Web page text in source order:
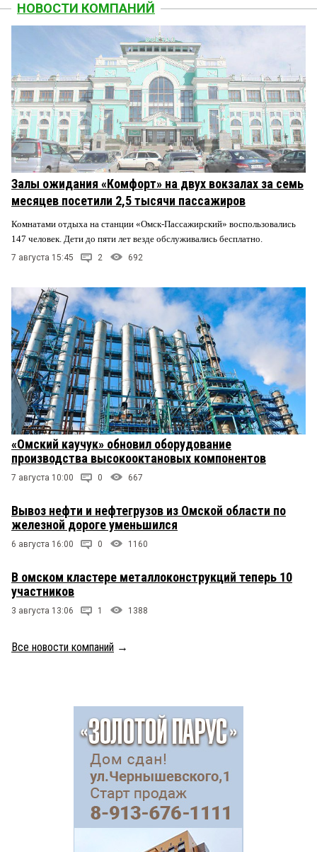
НОВОСТИ КОМПАНИЙ
Залы ожидания «Комфорт» на двух вокзалах за семь
месяцев посетили 2,5 тысячи пассажиров
Комнатами отдыха на станции «Омск-Пассажирский» воспользовались
147 человек. Дети до пяти лет везде обслуживались бесплатно.
7 августа 15:45 2 692
«Омский каучук» обновил оборудование
производства высокооктановых компонентов
7 августа 10:00 0 667
Вывоз нефти и нефтегрузов из Омской области по
железной дороге уменьшился
6 августа 16:00 0 1160
В омском кластере металлоконструкций теперь 10
участников
3 августа 13:06 1 1388
Все новости компаний →